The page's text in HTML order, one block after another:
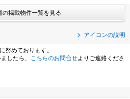
の掲載物件一覧を見る
アイコンの説明
努めております。
したら、
こちらのお問合せよりご連絡くださ